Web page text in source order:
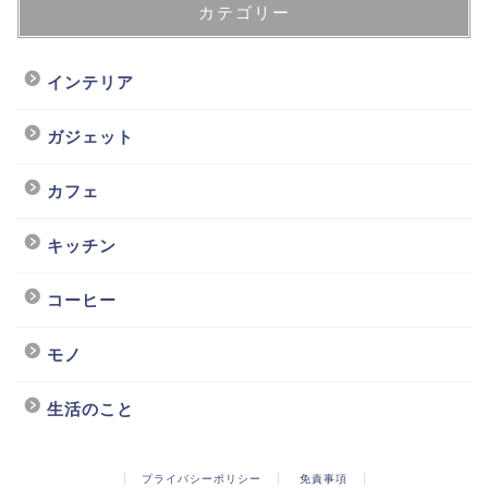
カテゴリー
インテリア
ガジェット
カフェ
キッチン
コーヒー
モノ
生活のこと
プライバシーポリシー 免責事項